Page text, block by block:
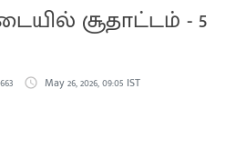
சூதாட்டம் - 5
663 May 26, 2026, 09:05 IST